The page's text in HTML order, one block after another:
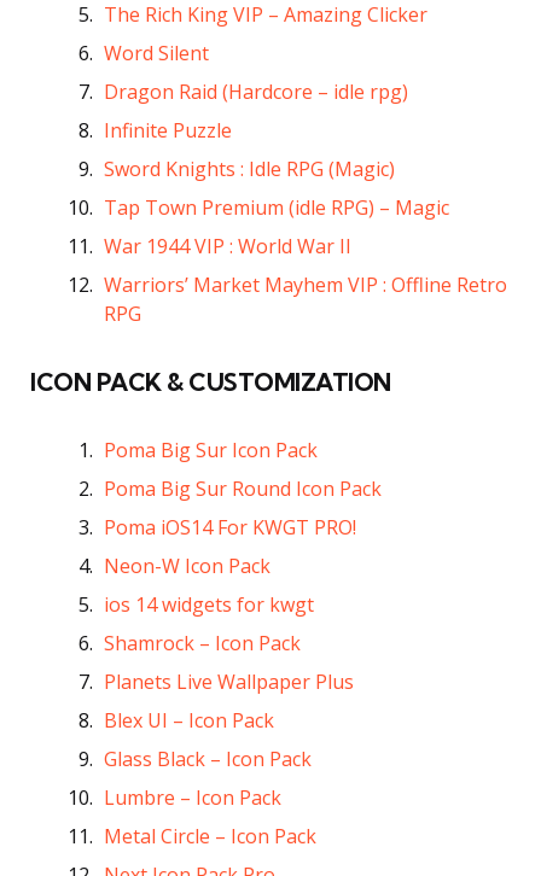
The Rich King VIP – Amazing Clicker
Word Silent
Dragon Raid (Hardcore – idle rpg)
Infinite Puzzle
Sword Knights : Idle RPG (Magic)
Tap Town Premium (idle RPG) – Magic
War 1944 VIP : World War II
Warriors’ Market Mayhem VIP : Offline Retro
RPG
ICON PACK & CUSTOMIZATION
Poma Big Sur Icon Pack
Poma Big Sur Round Icon Pack
Poma iOS14 For KWGT PRO!
Neon-W Icon Pack
ios 14 widgets for kwgt
Shamrock – Icon Pack
Planets Live Wallpaper Plus
Blex UI – Icon Pack
Glass Black – Icon Pack
Lumbre – Icon Pack
Metal Circle – Icon Pack